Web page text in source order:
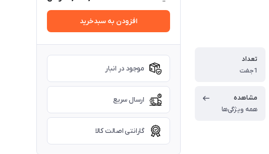
تعداد
1جفت
مشاهده
همه ویژگی‌ها
افزودن به سبدخرید
موجود در انبار
ارسال سریع
گارانتی اصالت کالا